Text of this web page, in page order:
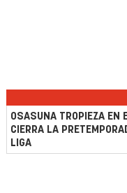
OSASUNA TROPIEZA EN
CIERRA LA
LIGA